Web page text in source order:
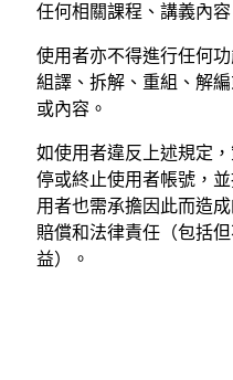
任何相關課程、講義內容
使用者亦不得進行任何
組譯、拆解、重組、解
或內容。
如使用者違反上述規定
停或終止使用者帳號，
用者也需承擔因此而造
賠償和法律責任（包括
益）。